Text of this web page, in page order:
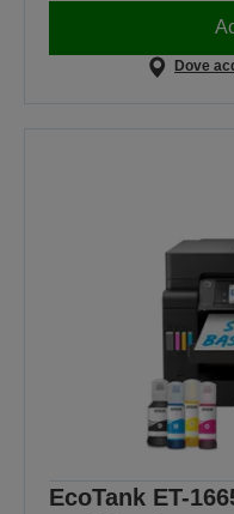
Dove
EcoTank ET-